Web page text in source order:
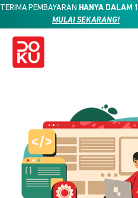
TERIMA PEMBAYARAN HANYA DALAM
MULAI SEKARANG!